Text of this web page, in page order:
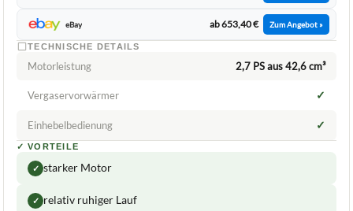
eBay ab 653,40 € Zum Angebot »
TECHNISCHE DETAILS
Motorleistung 2,7 PS aus 42,6 cm³
Vergaservorwärmer ✓
Einhebelbedienung ✓
✓ VORTEILE
✓ starker Motor
✓ relativ ruhiger Lauf